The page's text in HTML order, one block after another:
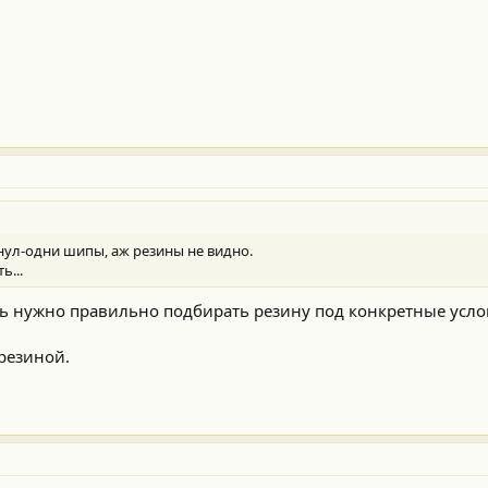
одни шипы, аж резины не видно.
нужно правильно подбирать резину под конкретные